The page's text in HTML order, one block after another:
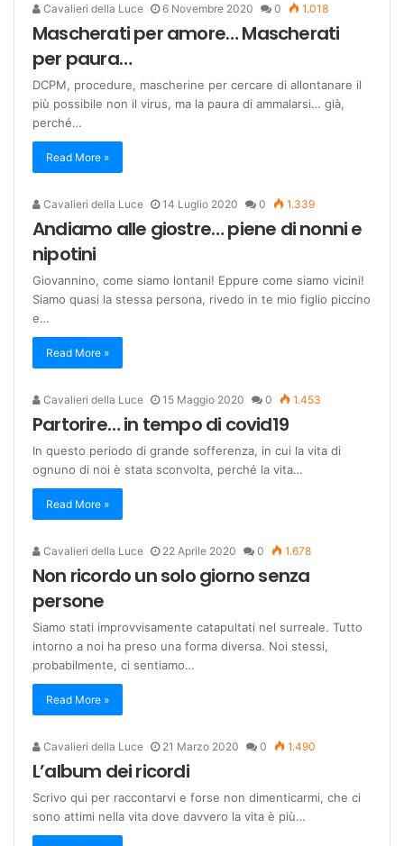
Cavalieri della Luce 6 Novembre 2020 0 1.018
Mascherati per amore… Mascherati
per paura…
DCPM, procedure, mascherine per cercare di allontanare il
più possibile non il virus, ma la paura di ammalarsi… già,
perché…
Read More »
Cavalieri della Luce 14 Luglio 2020 0 1.339
Andiamo alle giostre… piene di nonni e
nipotini
Giovannino, come siamo lontani! Eppure come siamo vicini!
Siamo quasi la stessa persona, rivedo in te mio figlio piccino
e…
Read More »
Cavalieri della Luce 15 Maggio 2020 0 1.453
Partorire… in tempo di covid19
In questo periodo di grande sofferenza, in cui la vita di
ognuno di noi è stata sconvolta, perché la vita…
Read More »
Cavalieri della Luce 22 Aprile 2020 0 1.678
Non ricordo un solo giorno senza
persone
Siamo stati improvvisamente catapultati nel surreale. Tutto
intorno a noi ha preso una forma diversa. Noi stessi,
probabilmente, ci sentiamo…
Read More »
Cavalieri della Luce 21 Marzo 2020 0 1.490
L’album dei ricordi
Scrivo qui per raccontarvi e forse non dimenticarmi, che ci
sono attimi nella vita dove davvero la vita è più…